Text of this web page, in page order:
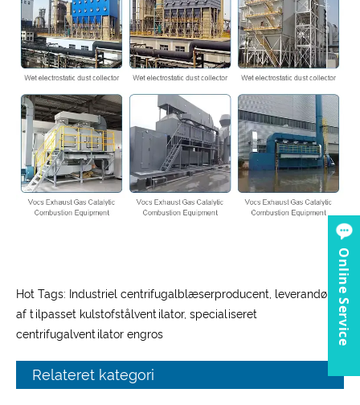
Hot Tags: Industriel centrifugalblæserproducent, leverandør
af tilpasset kulstofstålventilator, specialiseret
centrifugalventilator engros
Relateret kategori
Online Service